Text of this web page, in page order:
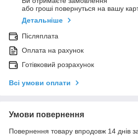
або гроші повернуться на вашу
Детальніше
Післяплата
Оплата на рахунок
Готівковий розрахунок
Всі умови оплати
Умови повернення
Повернення товару впродовж 14 днів